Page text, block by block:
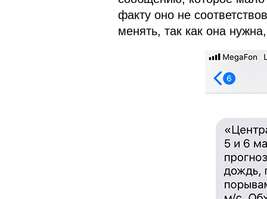
факту оно не
менять, так как она